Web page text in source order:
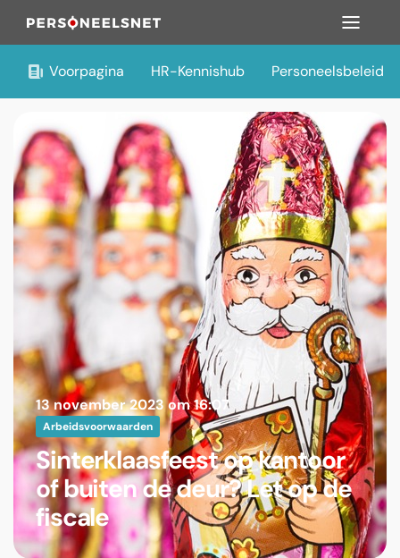
Voorpagina HR-Kennishub Personeelsbeleid
13 november 2023 om 16:07
Arbeidsvoorwaarden
Sinterklaasfeest op kantoor
of buiten de deur? Let op de
fiscale